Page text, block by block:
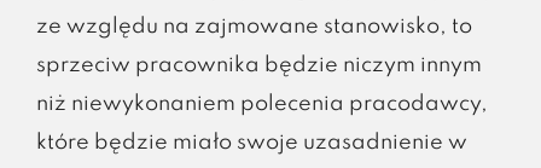
ze względu na zajmowane stanowisko, to
sprzeciw pracownika będzie niczym innym
niż niewykonaniem polecenia pracodawcy,
które będzie miało swoje uzasadnienie w